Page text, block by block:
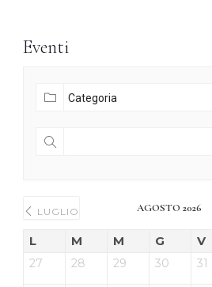
Eventi
LUGLIO AGOSTO 2026
L M M G V
27 28 29 30 31